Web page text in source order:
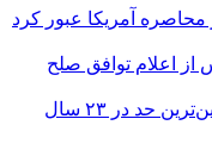
از اعلام توافق صلح
ذخایر نفت کشورهای ثروتمند به پایین‌ترین حد در ۲۳ سال